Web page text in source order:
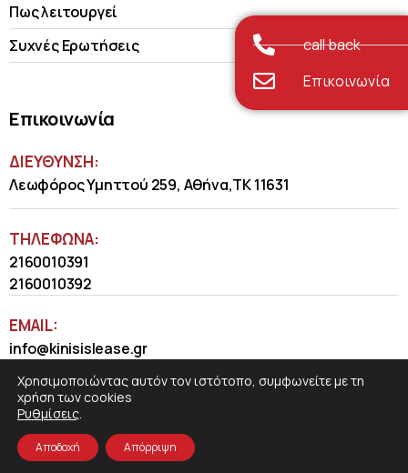
Πως λειτουργεί
Συχνές Ερωτήσεις
Επικοινωνία
ΔΙΕΥΘΥΝΣΗ:
Λεωφόρος Υμηττού 259, Αθήνα,ΤΚ 11631
ΤΗΛΈΦΩΝΑ:
2160010391
2160010392
EMAIL:
info@kinisislease.gr
COSMOTE NewSite4U© 2026
call back
Επικοινωνία
Χρησιμοποιώντας αυτόν τον ιστότοπο, συμφωνείτε με τη
χρήση των cookies
Ρυθμίσεις.
Αποδοχή Απόρριψη